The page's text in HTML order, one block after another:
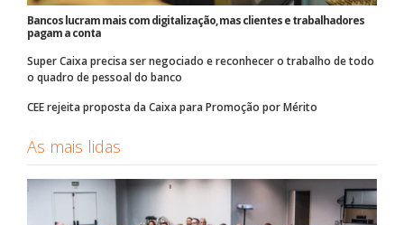
Bancos lucram mais com digitalização, mas clientes e trabalhadores
pagam a conta
Super Caixa precisa ser negociado e reconhecer o trabalho de todo
o quadro de pessoal do banco
CEE rejeita proposta da Caixa para Promoção por Mérito
As mais lidas